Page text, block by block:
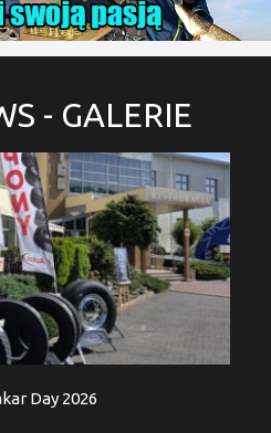
- GALERIE
Day 2026